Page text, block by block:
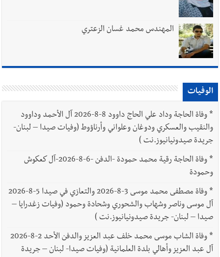
المهندس محمد غسان الزعتري
الوفيات
*
وفاة الحاجة وداد علي الحاج داوود 8-8-2026 آل الأحمد وداوود
والنقيب والعسكري ودوغان وعلواني وأرناؤوط (وفيات صيدا – لبنان-
جريدة صيدونيانيوز.نت )
*
وفاة الحاجة رقية محمد حمودة -الدفن -6-8-2026-آل كعكوش
وحمودة
*
وفاة مصطفى محمد موسى 3-8-2026 والتعازي في صيدا 5-8-2026
آل موسى وناصر وشهاب والشحوري وشحادة وحمود (وفيات زغدرايا –
صيدا – لبنان- جريدة صيدونيانيوز.نت )
*
وفاة الشاب موسى محمد خلف عبد العزيز والدفن الأحد 2-8-2026
آل عبد العزيز وأهالي بلدة العلمانية (وفيات صيدا- لبنان – جريدة